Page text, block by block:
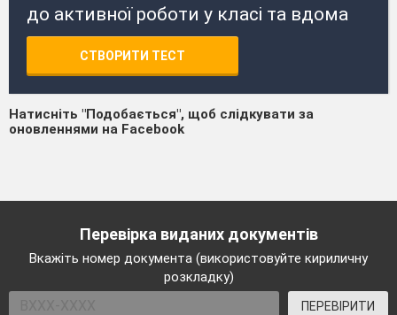
до активної роботи у класі та вдома
СТВОРИТИ ТЕСТ
Натисніть "Подобається", щоб слідкувати за
оновленнями на Facebook
Перевірка виданих документів
Вкажіть номер документа (використовуйте кириличну
розкладку)
ПЕРЕВІРИТИ